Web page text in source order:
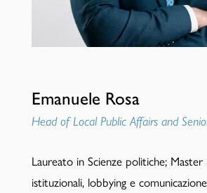
Emanuele Rosa
Head of Local Public Affairs and
Laureato in Scienze politiche; Master
istituzionali, lobbying e